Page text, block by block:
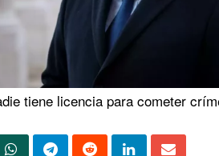
tiene licencia para cometer